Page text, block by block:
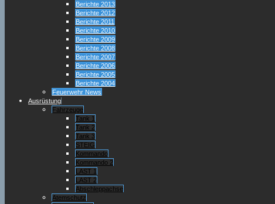
Berichte 2013
Berichte 2012
Berichte 2011
Berichte 2010
Berichte 2009
Berichte 2008
Berichte 2007
Berichte 2006
Berichte 2005
Berichte 2004
Feuerwehr News
Ausrüstung
Fahrzeuge
Tank 1
Tank 2
Tank 3
STEIG
Kommando
Kommando 2
LAST 1
LAST 2
Abschleppachse
Atemschutz